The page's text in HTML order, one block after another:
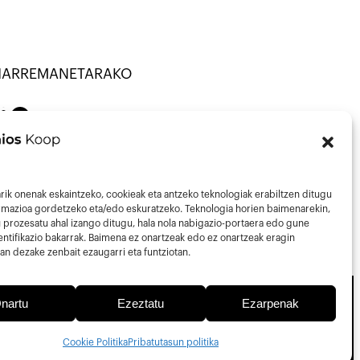
onenak eskaintzeko, cookieak eta antzeko teknologiak erabiltzen ditugu
gordetzeko eta/edo eskuratzeko. Teknologia horien baimenarekin,
prozesatu ahal izango ditugu, hala nola nabigazio-portaera edo gune
bakarrak. Baimena ez onartzeak edo ez onartzeak eragin
dezake zenbait ezaugarri eta funtziotan.
Ezeztatu Ezarpenak
Cookie PolitikaPribatutasun politika
Mail
Pribatutasun PolitikaLege-oharraCookie Politika